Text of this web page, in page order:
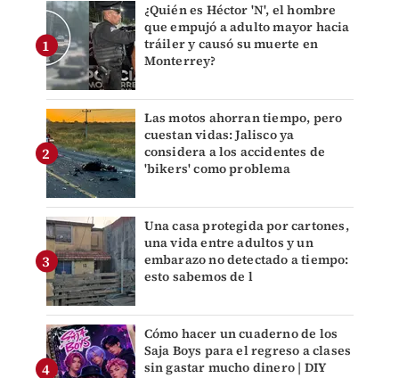
¿Quién es Héctor 'N', el hombre
que empujó a adulto mayor hacia
tráiler y causó su muerte en
Monterrey?
Las motos ahorran tiempo, pero
cuestan vidas: Jalisco ya
considera a los accidentes de
'bikers' como problema
Una casa protegida por cartones,
una vida entre adultos y un
embarazo no detectado a tiempo:
esto sabemos de l
Cómo hacer un cuaderno de los
Saja Boys para el regreso a clases
sin gastar mucho dinero | DIY